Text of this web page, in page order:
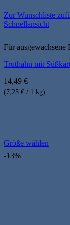
Zur Wunschliste
Schnellansicht
Für ausgewachsene
Truthahn mit
14,49 €
(7,25 € / 1 kg)
Größe wählen
Dieses
Produkt
-13%